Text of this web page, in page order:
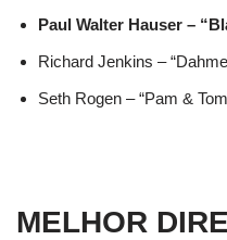
Paul Walter Hauser –
Richard Jenkins –
Seth Rogen – “Pam &
MELHOR